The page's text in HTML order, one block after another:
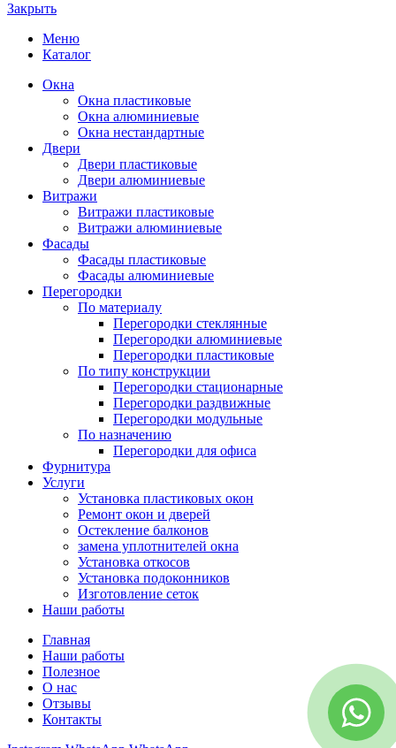
Закрыть
Меню
Каталог
Окна
Окна пластиковые
Окна алюминиевые
Окна нестандартные
Двери
Двери пластиковые
Двери алюминиевые
Витражи
Витражи пластиковые
Витражи алюминиевые
Фасады
Фасады пластиковые
Фасады алюминиевые
Перегородки
По материалу
Перегородки стеклянные
Перегородки алюминиевые
Перегородки пластиковые
По типу конструкции
Перегородки стационарные
Перегородки раздвижные
Перегородки модульные
По назначению
Перегородки для офиса
Фурнитура
Услуги
Установка пластиковых окон
Ремонт окон и дверей
Остекление балконов
замена уплотнителей окна
Установка откосов
Установка подоконников
Изготовление сеток
Наши работы
Главная
Наши работы
Полезное
О нас
Отзывы
Контакты